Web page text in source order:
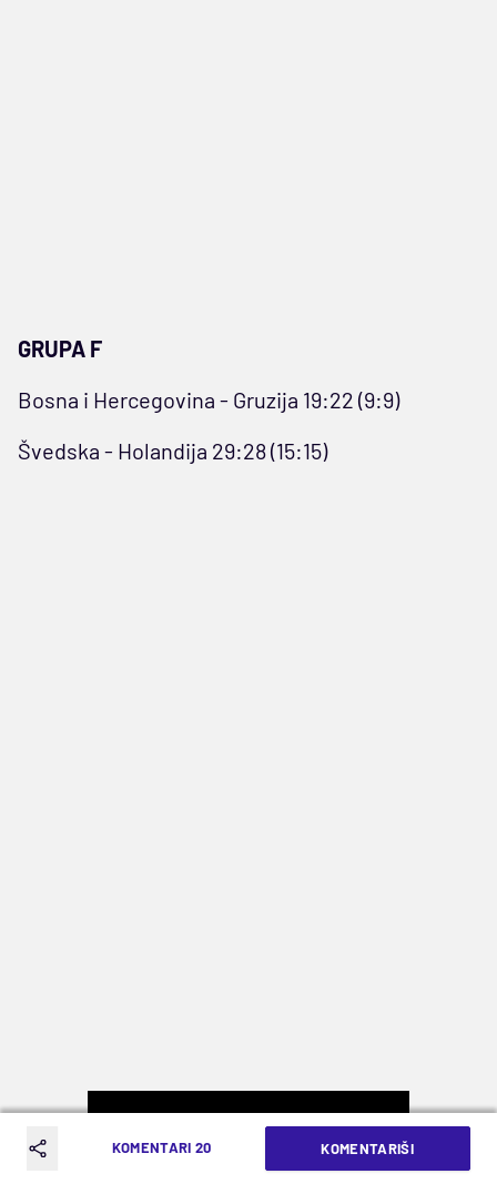
GRUPA F
Bosna i Hercegovina - Gruzija 19:22 (9:9)
Švedska - Holandija 29:28 (15:15)
KOMENTARI 20 KOMENTARIŠI